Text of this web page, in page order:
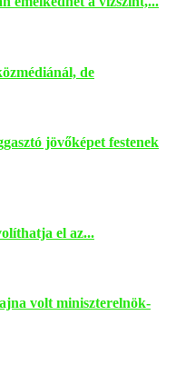
de
jövőképet festenek
el az...
volt miniszterelnök-